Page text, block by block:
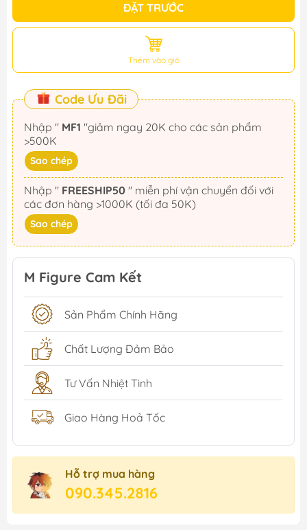
ĐẶT TRƯỚC
Thêm vào giỏ
Code Ưu Đãi
Nhập " MF1
>500K
Sao chép
Nhập " FREESHIP50
các đơn hàng >1000K (tối đa 50K)
Sao chép
M Figure Cam Kết
Sản Phẩm Chính Hãng
Chất Lượng Đảm Bảo
Tư Vấn Nhiệt Tình
Giao Hàng Hoả Tốc
Hỗ trợ mua hàng
090.345.2816